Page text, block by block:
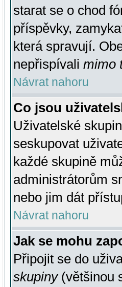
starat se o chod
příspěvky,
která spravují.
nepřispívali mimo
Návrat nahoru
Co jsou
Uživatelské
seskupovat
každé skupině
administrátorům
nebo jim dát
Návrat nahoru
Jak se mohu
Připojit se do
skupiny(většinou